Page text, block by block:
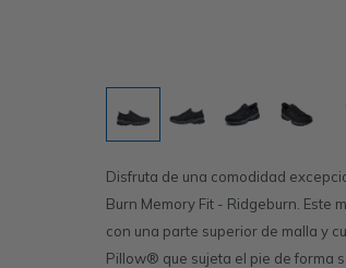
Disfruta de una comodidad
Burn Memory Fit - Ridgeburn. Este
con una parte superior de malla y
Pillow® que sujeta el pie de forma